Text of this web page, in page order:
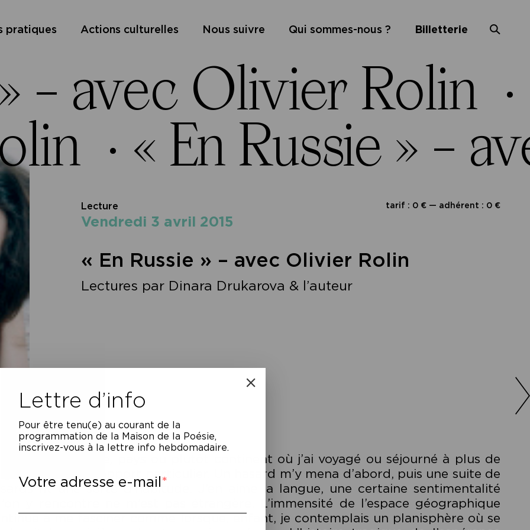
pratiques Actions culturelles Nous suivre Qui sommes-nous ? Billetterie
– avec Olivier Rolin ·
· « En Russie » –
tarif : 0 € — adhérent : 0 €
Lecture
vendredi 3 avril 2015
« En Russie » – avec Olivier Rolin
Lectures par Dinara Drukarova & l’auteur
avec la Russie, pays ou plutôt continent où j’ai voyagé ou séjourné à plus de
reprises, un rapport particulier. Un hasard m’y mena d’abord, puis une suite de
fit une sorte d’habitude. J’en aime la langue, une certaine sentimentalité
y rencontre ne m’est pas étrangère. L’immensité de l’espace géographique
à me fasciner comme lorsque, enfant, je contemplais un planisphère où se
Lettre d’info
Pour être tenu(e) au courant de la
programmation de la Maison de la Poésie,
inscrivez-vous à la lettre info hebdomadaire.
Votre adresse e-mail